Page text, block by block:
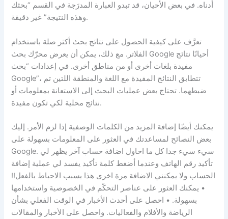
أدناه. في بعض الأحيان، قد تبدو العبارة المدرَجة في القسم “بحثك
وهذه النتيجة” غير دقيقة.
تعرَّف على كيفية الحصول على نتائج بحث أكثر صلة باستخدام
الفلاتر. مع ذلك، يمكن أن يعرض محرّك بحث Google أحيانًا نتائج
مفيدة بلغات أخرى أو من مناطق أخرى. في إعدادات “بحث
Google”، تتطابق النتائج المفيدة مع اللغة والمنطقة اللتين تم
ضبطهما. تحتاج بعض عمليات البحث إلى الاستعانة بمعلومات أو
نتائج محلية لكي تكون مفيدة.
يمكنك أيضًا إضافة المزيد من الكلمات الوصفية إذا لزم الأمر. إليك
بعض النصائح لمساعدتك في العثور على المعلومات بسهولة على
Google. سيء سيء جدا كل ما احاول اضافة حساب آخر يظهر لي
تأكيد رقم الهاتف وعندما أضغط كلمة تأكيد يفسد لي عملية إضافة
الحساب ولا يمكنني الاضافة مرة اخرى هذا يسبب الاحباط بالفعل!!
• يمكنك العثور على عناصر التحكّم في الخصوصية واستخدامها
بسهولة. • احصل على أحدث الأخبار في الوقت الفعلي بشأن
الرياضة والأفلام والفعاليات. واحصل على الأخبار والمقالات